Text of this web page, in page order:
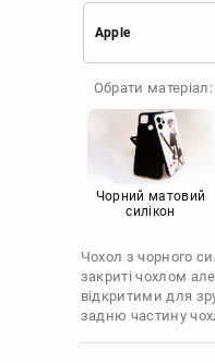
Apple
Samsung
Apple
Oppo
Realme
OnePlus
Google
Doogee
Motorola
Обрати матеріал:
Чорний матовий
силікон
Чохол з чорного
закриті чохлом
відкритими для
задню частину